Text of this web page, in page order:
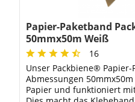
Papier-Paketband
50mmx50m Weiß
16
Unser Packbiene®
Abmessungen
Papier und funktioniert